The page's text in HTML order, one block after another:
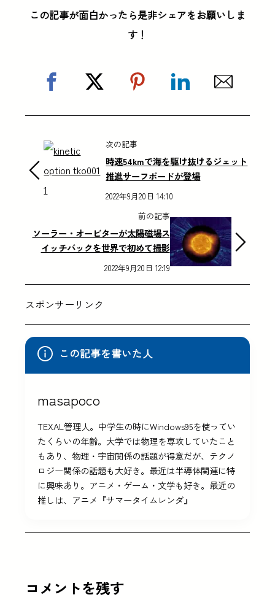
この記事が面白かったら是非シェアをお願いしま
す！
次の記事
時速54kmで海を駆け抜けるジェット
推進サーフボードが登場
2022年9月20日 14:10
前の記事
ソーラー・オービターが太陽磁場ス
イッチバックを世界で初めて撮影
2022年9月20日 12:19
スポンサーリンク
この記事を書いた人
masapoco
TEXAL管理人。中学生の時にWindows95を使ってい
たくらいの年齢。大学では物理を専攻していたこと
もあり、物理・宇宙関係の話題が得意だが、テクノ
ロジー関係の話題も大好き。最近は半導体関連に特
に興味あり。アニメ・ゲーム・文学も好き。最近の
推しは、アニメ『サマータイムレンダ』
コメントを残す